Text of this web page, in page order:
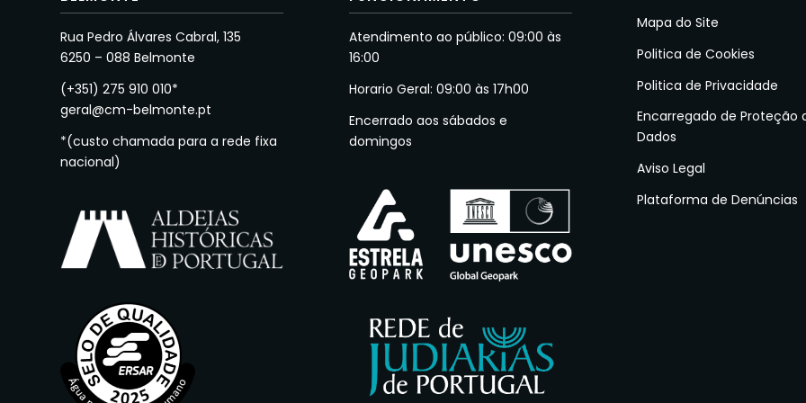
Rua Pedro Álvares Cabral, 135
6250 – 088 Belmonte
(+351) 275 910 010*
geral@cm-belmonte.pt
*(custo chamada para a rede fixa
nacional)
Atendimento ao público: 09:00 às
16:00
Horario Geral: 09:00 às 17h00
Encerrado aos sábados e
domingos
Mapa do Site
Politica de Cookies
Politica de Privacidade
Encarregado de Proteção
Dados
Aviso Legal
Plataforma de Denúncias